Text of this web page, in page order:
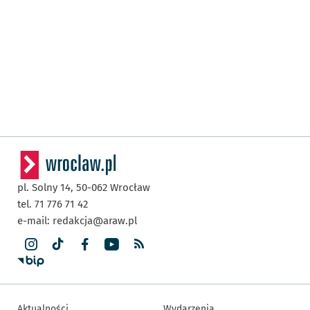
pl. Solny 14, 50-062 Wrocław
tel. 71 776 71 42
e-mail: redakcja@araw.pl